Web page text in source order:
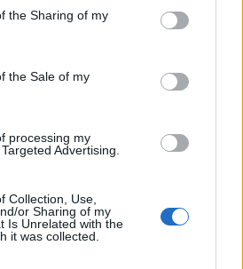
usage behaviour. You may click to
Google and its third-party tags to
specified purposes in below Google
the Sharing of my
the Sale of my
processing my
Advertising.
Collection, Use,
or Sharing of my
Is Unrelated with the
it was collected.
te per bambine: